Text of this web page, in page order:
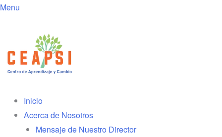
Menu
Inicio
Acerca de Nosotros
Mensaje de Nuestro Director